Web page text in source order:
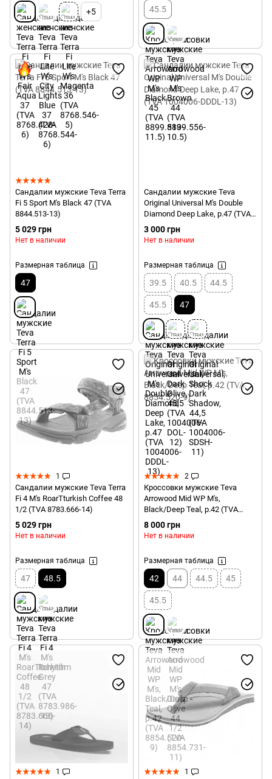
+5 45.5
Сандалии мужские Teva Terra
Fi 5 Sport M's Black 47 (TVA
8844.513-13)
5 029 грн
Нет в наличии
Размерная таблица
47
Сандалии мужские Teva
Original Universal M's Double
Diamond Deep Lake, р.47 (TVA
1004006-DDDL-13)
3 000 грн
Нет в наличии
Размерная таблица
39.5 40.5 44.5
45.5 47
1
Сандалии мужские Teva Terra
Fi 4 M's RoarTturkish Coffee 48
1/2 (TVA 8783.666-14)
5 029 грн
Нет в наличии
Размерная таблица
47 48.5
2
Кроссовки мужские Teva
Arrowood Mid WP M's,
Black/Deep Teal, р.42 (TVA
8854.520-9)
8 000 грн
Нет в наличии
Размерная таблица
42 44 44.5 45
45.5
1 1